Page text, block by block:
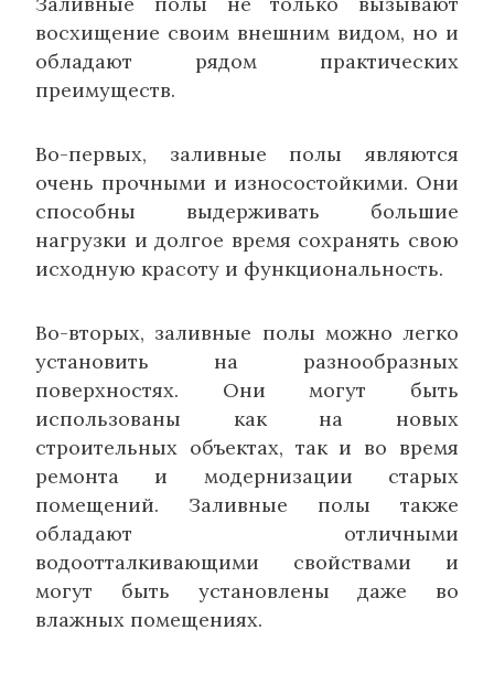
восхищение своим внешним видом, но и
обладают рядом практических
преимуществ.
Во-первых, заливные полы являются
очень прочными и износостойкими. Они
способны выдерживать большие
нагрузки и долгое время сохранять свою
исходную красоту и функциональность.
Во-вторых, заливные полы можно легко
установить на разнообразных
поверхностях. Они могут быть
использованы как на новых
строительных объектах, так и во время
ремонта и модернизации старых
помещений. Заливные полы также
обладают отличными
водоотталкивающими свойствами и
могут быть установлены даже во
влажных помещениях.